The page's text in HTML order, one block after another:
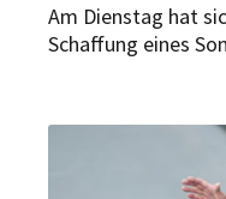
Am Dienstag hat
Schaffung eines
das Bündnis CDU/